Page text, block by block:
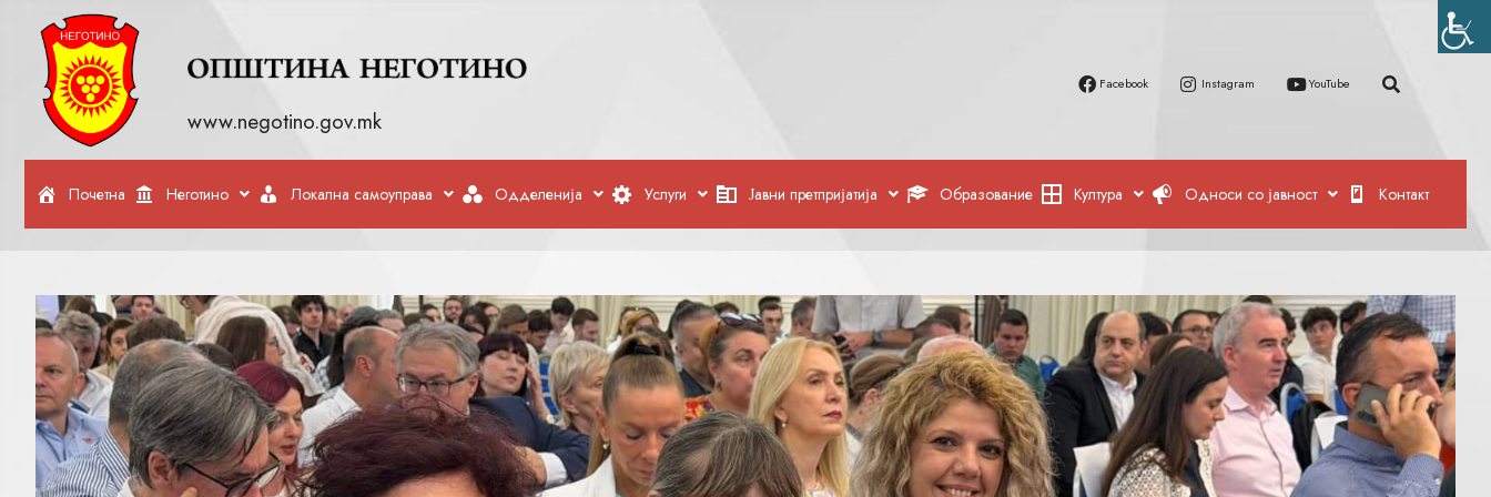
www.negotino.gov.mk
Facebook Instagram YouTube
Почетна Неготино Локална самоуправа Одделенија Услуги Јавни претпријатија Образование Култура Односи со јавност Контакт